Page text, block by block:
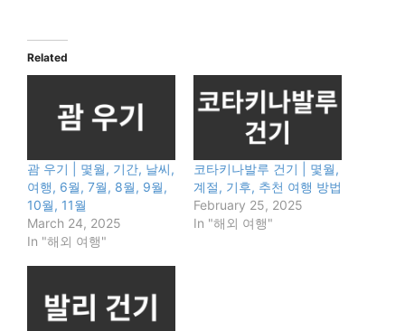
Related
괌 우기 | 몇월, 기간, 날씨,
여행, 6월, 7월, 8월, 9월,
10월, 11월
March 24, 2025
In "해외 여행"
코타키나발루 건기 | 몇월,
계절, 기후, 추천 여행 방법
February 25, 2025
In "해외 여행"